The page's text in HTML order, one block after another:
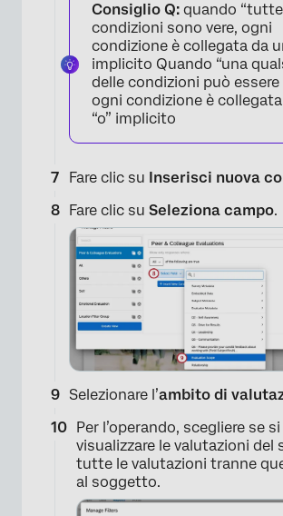
Consiglio Q: quando
condizioni sono vere, ogni
condizione è collegata da
implicito Quando “una
delle condizioni può essere
ogni condizione è
“o” implicito
Fare clic su Inserisci nuova
Fare clic su Seleziona campo.
Selezionare l’ambito di
Per l’operando, scegliere se
visualizzare le valutazioni del
tutte le valutazioni tranne
al soggetto.